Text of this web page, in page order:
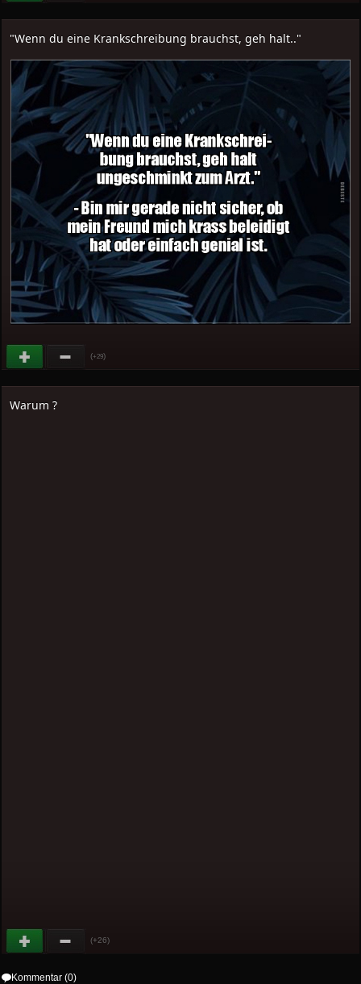
"Wenn du eine Krankschreibung brauchst, geh halt.."
(+29)
Warum ?
(+26)
Kommentar (0)